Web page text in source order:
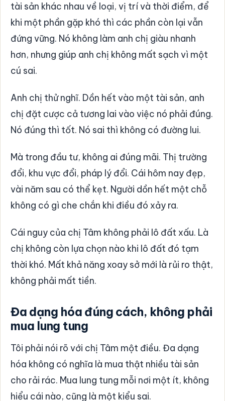
tài sản khác nhau về loại, vị trí và thời điểm, để
khi một phần gặp khó thì các phần còn lại vẫn
đứng vững. Nó không làm anh chị giàu nhanh
hơn, nhưng giúp anh chị không mất sạch vì một
cú sai.
Anh chị thử nghĩ. Dồn hết vào một tài sản, anh
chị đặt cược cả tương lai vào việc nó phải đúng.
Nó đúng thì tốt. Nó sai thì không có đường lui.
Mà trong đầu tư, không ai đúng mãi. Thị trường
đổi, khu vực đổi, pháp lý đổi. Cái hôm nay đẹp,
vài năm sau có thể kẹt. Người dồn hết một chỗ
không có gì che chắn khi điều đó xảy ra.
Cái nguy của chị Tâm không phải lô đất xấu. Là
chị không còn lựa chọn nào khi lô đất đó tạm
thời khó. Mất khả năng xoay sở mới là rủi ro thật,
không phải mất tiền.
Đa dạng hóa đúng cách, không phải
mua lung tung
Tôi phải nói rõ với chị Tâm một điều. Đa dạng
hóa không có nghĩa là mua thật nhiều tài sản
cho rải rác. Mua lung tung mỗi nơi một ít, không
hiểu cái nào, cũng là một kiểu sai.